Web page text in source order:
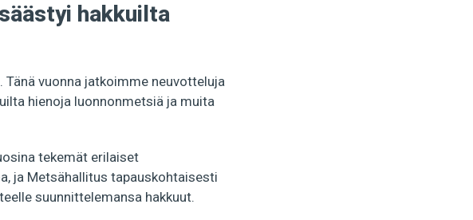
hakkuilta
vuonna jatkoimme neuvotteluja
hienoja luonnonmetsiä ja muita
tekemät erilaiset
ja Metsähallitus tapauskohtaisesti
suunnittelemansa hakkuut.